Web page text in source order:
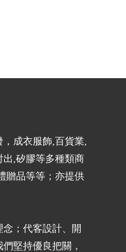
成衣服飾,百貨業,
,矽膠等多種類商
贈品等等；亦提供
；代客設計、開
堅持優良把關，